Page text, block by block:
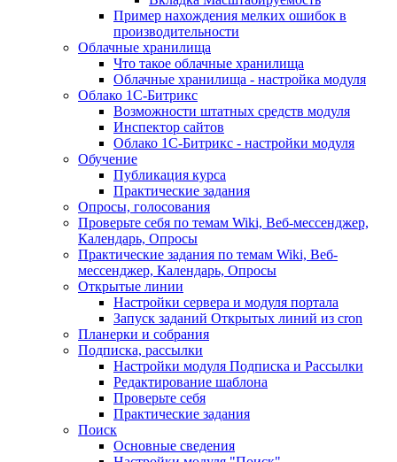
Пример нахождения мелких ошибок в
производительности
Облачные хранилища
Что такое облачные хранилища
Облачные хранилища - настройка модуля
Облако 1С-Битрикс
Возможности штатных средств модуля
Инспектор сайтов
Облако 1С-Битрикс - настройки модуля
Обучение
Публикация курса
Практические задания
Опросы, голосования
Проверьте себя по темам Wiki, Веб-мессенджер,
Календарь, Опросы
Практические задания по темам Wiki, Веб-
мессенджер, Календарь, Опросы
Открытые линии
Настройки сервера и модуля портала
Запуск заданий Открытых линий из cron
Планерки и собрания
Подписка, рассылки
Настройки модуля Подписка и Рассылки
Редактирование шаблона
Проверьте себя
Практические задания
Поиск
Основные сведения